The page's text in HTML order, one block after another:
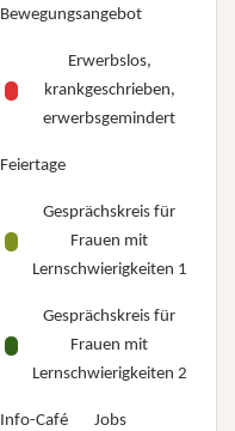
Bewegungsangebot
Erwerbslos,
krankgeschrieben,
erwerbsgemindert
Feiertage
Gesprächskreis für
Frauen mit
Lernschwierigkeiten 1
Gesprächskreis für
Frauen mit
Lernschwierigkeiten 2
Info-Café Jobs